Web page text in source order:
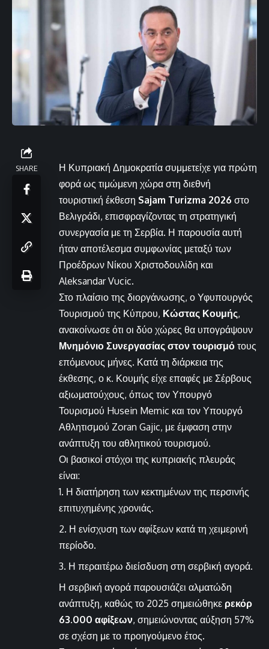
SHARE
Η Κυπριακή Δημοκρατία συμμετείχε για πρώτη
φορά ως τιμώμενη χώρα στη διεθνή
τουριστική έκθεση Sajam Turizma 2026 στο
Βελιγράδι, επισφραγίζοντας τη στρατηγική
συνεργασία με τη Σερβία. Η παρουσία αυτή
ήταν αποτέλεσμα συμφωνίας μεταξύ των
Προέδρων Νίκου Χριστοδουλίδη και
Aleksandar Vucic.
Στο πλαίσιο της διοργάνωσης, ο Υφυπουργός
Τουρισμού της Κύπρου, Κώστας Κουμής,
ανακοίνωσε ότι οι δύο χώρες θα υπογράψουν
Μνημόνιο Συνεργασίας στον τουρισμό τους
επόμενους μήνες. Κατά τη διάρκεια της
έκθεσης, ο κ. Κουμής είχε επαφές με Σέρβους
αξιωματούχους, όπως τον Υπουργό
Τουρισμού Husein Memic και τον Υπουργό
Αθλητισμού Zoran Gajic, με έμφαση στην
ανάπτυξη του αθλητικού τουρισμού.
Οι βασικοί στόχοι της κυπριακής πλευράς
είναι:
Η διατήρηση των κεκτημένων της περσινής
επιτυχημένης χρονιάς.
Η ενίσχυση των αφίξεων κατά τη χειμερινή
περίοδο.
Η περαιτέρω διείσδυση στη σερβική αγορά.
Η σερβική αγορά παρουσιάζει αλματώδη
ανάπτυξη, καθώς το 2025 σημειώθηκε ρεκόρ
63.000 αφίξεων, σημειώνοντας αύξηση 57%
σε σχέση με το προηγούμενο έτος.